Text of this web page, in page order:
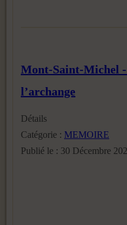
Mont-Saint-Michel
l’archange
Détails
Catégorie : MEMOIRE
Publié le : 30 Décembre